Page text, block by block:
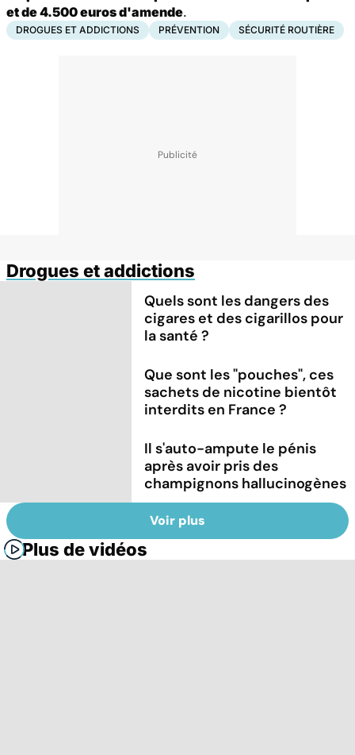
et de 4.500 euros d'amende.
DROGUES ET ADDICTIONS PRÉVENTION SÉCURITÉ ROUTIÈRE
Drogues et addictions
Quels sont les dangers des
cigares et des cigarillos pour
la santé ?
Que sont les "pouches", ces
sachets de nicotine bientôt
interdits en France ?
Il s'auto-ampute le pénis
après avoir pris des
champignons hallucinogènes
Voir plus
Plus de vidéos